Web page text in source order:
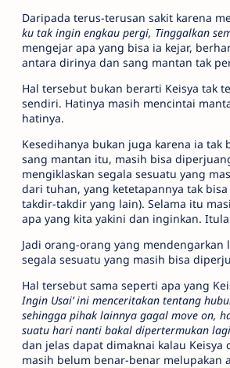
Daripada terus-terusan sakit karena
ku tak ingin engkau pergi, Tinggalkan
mengejar apa yang bisa ia kejar,
antara dirinya dan sang mantan tak
Hal tersebut bukan berarti Keisya tak
sendiri. Hatinya masih mencintai
hatinya.
Kesedihanya bukan juga karena ia tak
sang mantan itu, masih bisa
mengiklaskan segala sesuatu yang
dari tuhan, yang ketetapannya tak
takdir-takdir yang lain). Selama itu
apa yang kita yakini dan inginkan.
Jadi orang-orang yang
segala sesuatu yang masih bisa
Hal tersebut sama seperti apa yang
Ingin Usai’ ini menceritakan tentang
sehingga pihak lainnya gagal move on,
suatu hari nanti bakal dipertermukan lagi
dan jelas dapat dimaknai kalau
masih belum benar-benar melupakan